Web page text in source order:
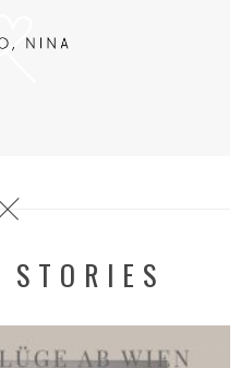
STORIES